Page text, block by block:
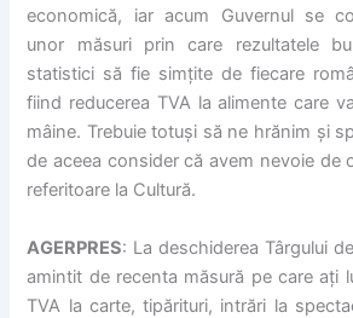
economică, iar acum Guvernul se
unor măsuri prin care rezultatele
statistici să fie simțite de fiecare
fiind reducerea TVA la alimente care
mâine. Trebuie totuși să ne hrănim și
de aceea consider că avem nevoie de
referitoare la Cultură.
AGERPRES: La deschiderea Târgului
amintit de recenta măsură pe care ați
TVA la carte, tipărituri, intrări la